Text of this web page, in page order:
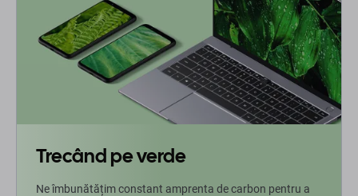
Trecând pe verde
Ne îmbunătățim constant amprenta de carbon pentru a